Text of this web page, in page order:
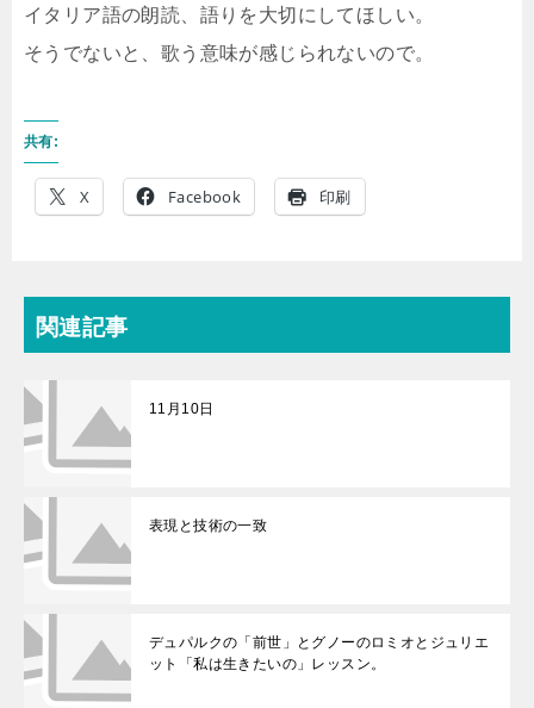
イタリア語の朗読、語りを大切にしてほしい。
そうでないと、歌う意味が感じられないので。
共有:
X Facebook 印刷
関連記事
11月10日
表現と技術の一致
デュパルクの「前世」とグノーのロミオとジュリエ
ット「私は生きたいの」レッスン。